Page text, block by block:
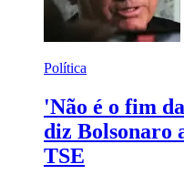
Política
'Não é o fim
diz Bolsonaro
TSE